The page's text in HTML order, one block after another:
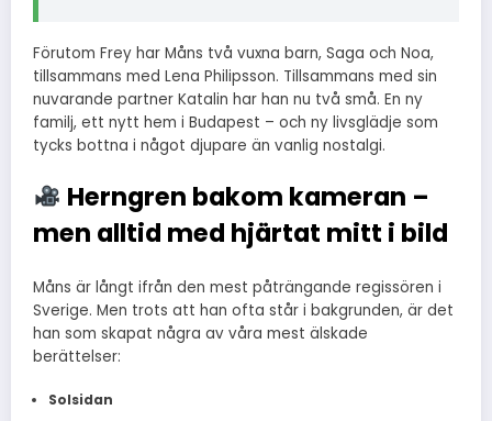
Förutom Frey har Måns två vuxna barn, Saga och Noa,
tillsammans med Lena Philipsson. Tillsammans med sin
nuvarande partner Katalin har han nu två små. En ny
familj, ett nytt hem i Budapest – och ny livsglädje som
tycks bottna i något djupare än vanlig nostalgi.
Herngren bakom kameran –
men alltid med hjärtat mitt i bild
Måns är långt ifrån den mest påträngande regissören i
Sverige. Men trots att han ofta står i bakgrunden, är det
han som skapat några av våra mest älskade
berättelser:
Solsidan